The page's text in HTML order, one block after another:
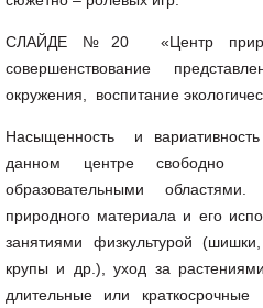
СЛАЙДЕ №20 «Центр
совершенствование
окружения, воспитание
Насыщенность и вариативность
данном центре свободно
образовательными
природного материала и его
занятиями физкультурой
крупы и др.), уход за
длительные или